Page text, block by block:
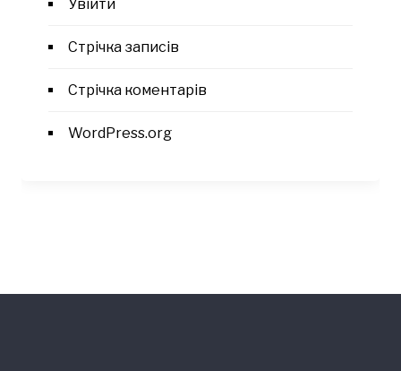
Увійти
Стрічка записів
Стрічка коментарів
WordPress.org